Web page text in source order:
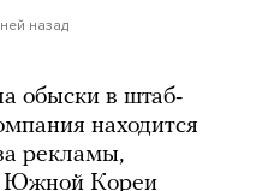
назад
обыски в штаб-
находится
рекламы,
Южной Кореи